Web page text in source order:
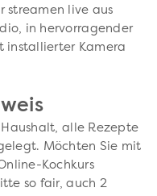
streamen live aus
in hervorragender
installierter Kamera
alle Rezepte
Möchten Sie mit
Kochkurs
so fair, auch 2